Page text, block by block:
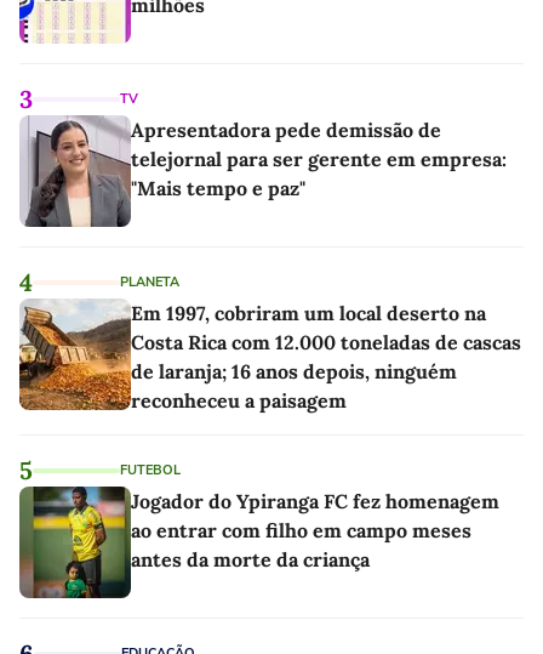
milhões
3 TV
Apresentadora pede demissão de
telejornal para ser gerente em empresa:
"Mais tempo e paz"
4 PLANETA
Em 1997, cobriram um local deserto na
Costa Rica com 12.000 toneladas de cascas
de laranja; 16 anos depois, ninguém
reconheceu a paisagem
5 FUTEBOL
Jogador do Ypiranga FC fez homenagem
ao entrar com filho em campo meses
antes da morte da criança